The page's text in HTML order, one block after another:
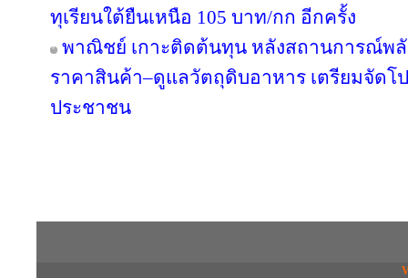
ทุเรียนใต้ยืนเหนือ 105 บาท/กก อีกครั้ง
พาณิชย์ เกาะติดต้นทุน หลังสถานการณ์พ
ราคาสินค้า–ดูแลวัตถุดิบอาหาร เตรียมจัดโ
ประชาชน